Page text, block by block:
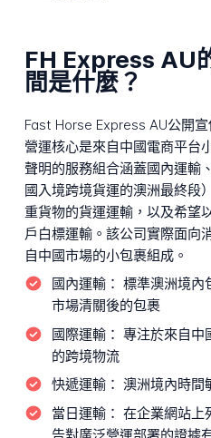
FH Express AU
間是什麼？
Fast Horse Express AU公開
營運核心是來自中國電商平台
聲明的服務組合涵蓋國內運輸
國入境跨境貨運的澳洲最終段
重貨物的貨運運輸，以及希望
戶白標運輸。該公司實際面向
自中國市場的小包裹組成。
國內運輸： 標準澳洲境內
市場清關後的包裹
國際運輸： 專注於來自中
的跨境物流
快遞運輸： 澳洲境內時間
當日運輸： 在企業網站上